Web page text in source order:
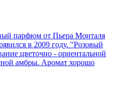
парфюм от Пьера Монталя
в 2009 году. "Розовый
цветочно - ориентальной
амбры. Аромат хорошо